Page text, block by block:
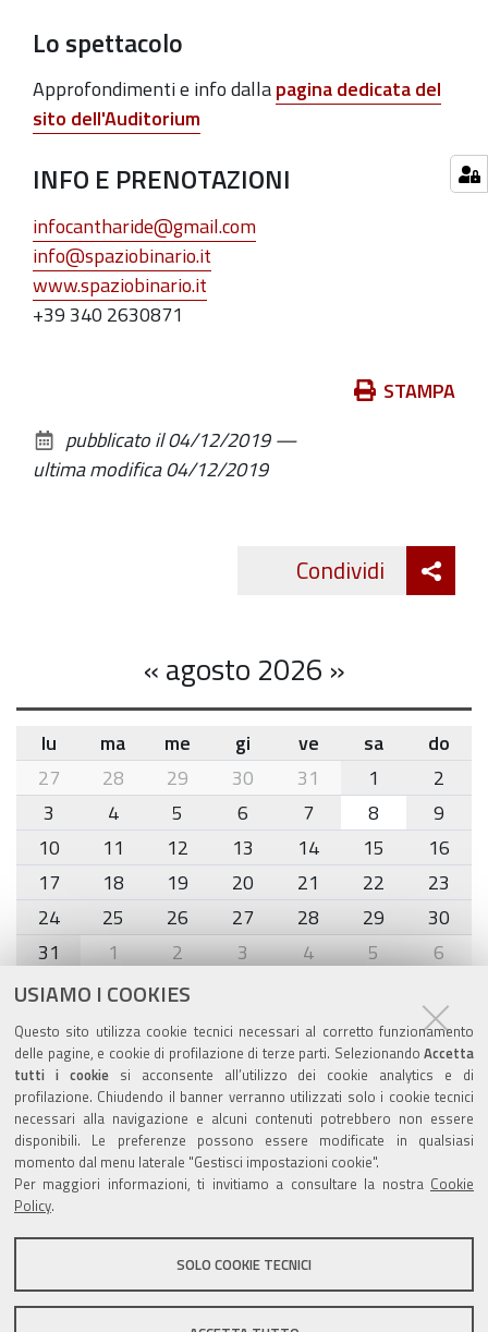
USIAMO I COOKIES
Questo sito utilizza cookie tecnici necessari al corretto funzionamento
delle pagine, e cookie di profilazione di terze parti. Selezionando Accetta
tutti i cookiesi acconsente all’utilizzo dei cookie analytics e di
profilazione. Chiudendo il banner verranno utilizzati solo i cookie tecnici
necessari alla navigazione e alcuni contenuti potrebbero non essere
disponibili. Le preferenze possono essere modificate in qualsiasi
momento dal menu laterale "Gestisci impostazioni cookie".
Per maggiori informazioni, ti invitiamo a consultare la nostra Cookie
Policy.
SOLO COOKIE TECNICI
Lo spettacolo
Approfondimenti e info dallapagina dedicata del
sito dell'Auditorium
INFO E PRENOTAZIONI
infocantharide@gmail.com
info@spaziobinario.it
www.spaziobinario.it
+39 340 2630871
documento
STAMPA
pubblicato il04/12/2019—
ultima modifica04/12/2019
Condividi
«agosto 2026 »
month-
8
lu ma me gi ve sa
do
27
28 29 30 31 1
2
3
4 5 6 7 8
9
10
11 12 13 14 15
16
17
18 19 20 21 22
23
24
25 26 27 28 29
30
31
1 2 3 4 5 6
Agenda eventi
torna alla sezione
Valuta questo sito
Sito istituzionale Comune di Zola Predosa